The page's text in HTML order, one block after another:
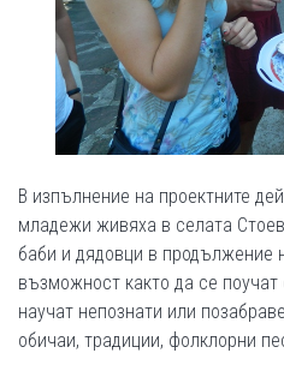
В изпълнение на проектните
младежи живяха в селата
баби и дядовци в продължение
възможност както да се поучат
научат непознати или
обичаи, традиции, фолклорни